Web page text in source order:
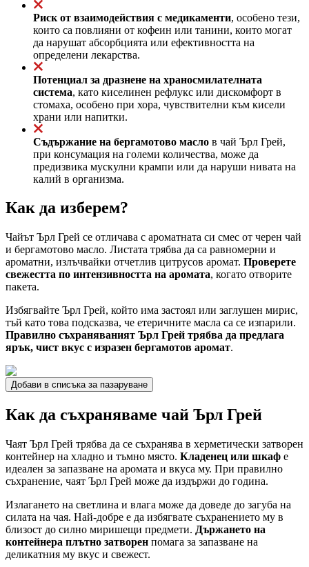
Риск от взаимодействия с медикаменти, особено тези,
които са повлияни от кофеин или танини, които могат
да нарушат абсорбцията или ефективността на
определени лекарства.
Потенциал за дразнене на храносмилателната
система, като киселинен рефлукс или дискомфорт в
стомаха, особено при хора, чувствителни към кисели
храни или напитки.
Съдържание на бергамотово масло в чай Ърл Грей,
при консумация на големи количества, може да
предизвика мускулни крампи или да наруши нивата на
калий в организма.
Как да изберем?
Чайът Ърл Грей се отличава с ароматната си смес от черен чай
и бергамотово масло. Листата трябва да са равномерни и
ароматни, излъчвайки отчетлив цитрусов аромат. Проверете
свежестта по интензивността на аромата, когато отворите
пакета.
Избягвайте Ърл Грей, който има застоял или заглушен мирис,
тъй като това подсказва, че етеричните масла са се изпарили.
Правилно съхраняваният Ърл Грей трябва да предлага
ярък, чист вкус с изразен бергамотов аромат.
Добави в списъка за пазаруване
Как да съхраняваме чай Ърл Грей
Чаят Ърл Грей трябва да се съхранява в херметически затворен
контейнер на хладно и тъмно място. Кладенец или шкаф е
идеален за запазване на аромата и вкуса му. При правилно
съхранение, чаят Ърл Грей може да издържи до година.
Излагането на светлина и влага може да доведе до загуба на
силата на чая. Най-добре е да избягвате съхранението му в
близост до силно миришещи предмети. Държането на
контейнера плътно затворен помага за запазване на
деликатния му вкус и свежест.